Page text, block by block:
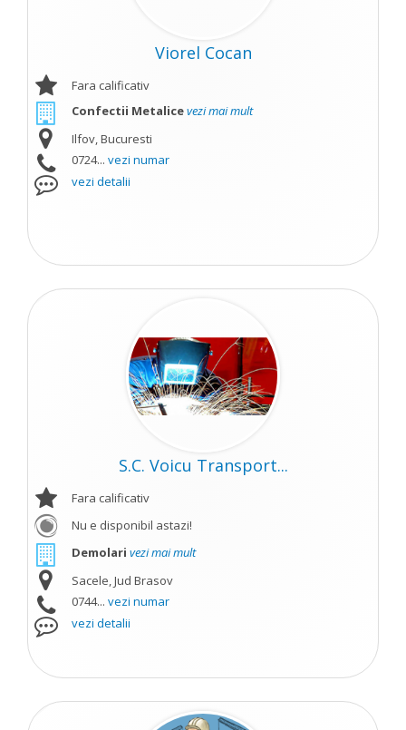
Viorel Cocan
Fara calificativ
Confectii Metalicevezi mai mult
Ilfov, Bucuresti
0724... vezi numar
vezi detalii
S.C. Voicu Transport...
Fara calificativ
Nu e disponibil astazi!
Demolari vezi mai mult
Sacele, Jud Brasov
0744... vezi numar
vezi detalii